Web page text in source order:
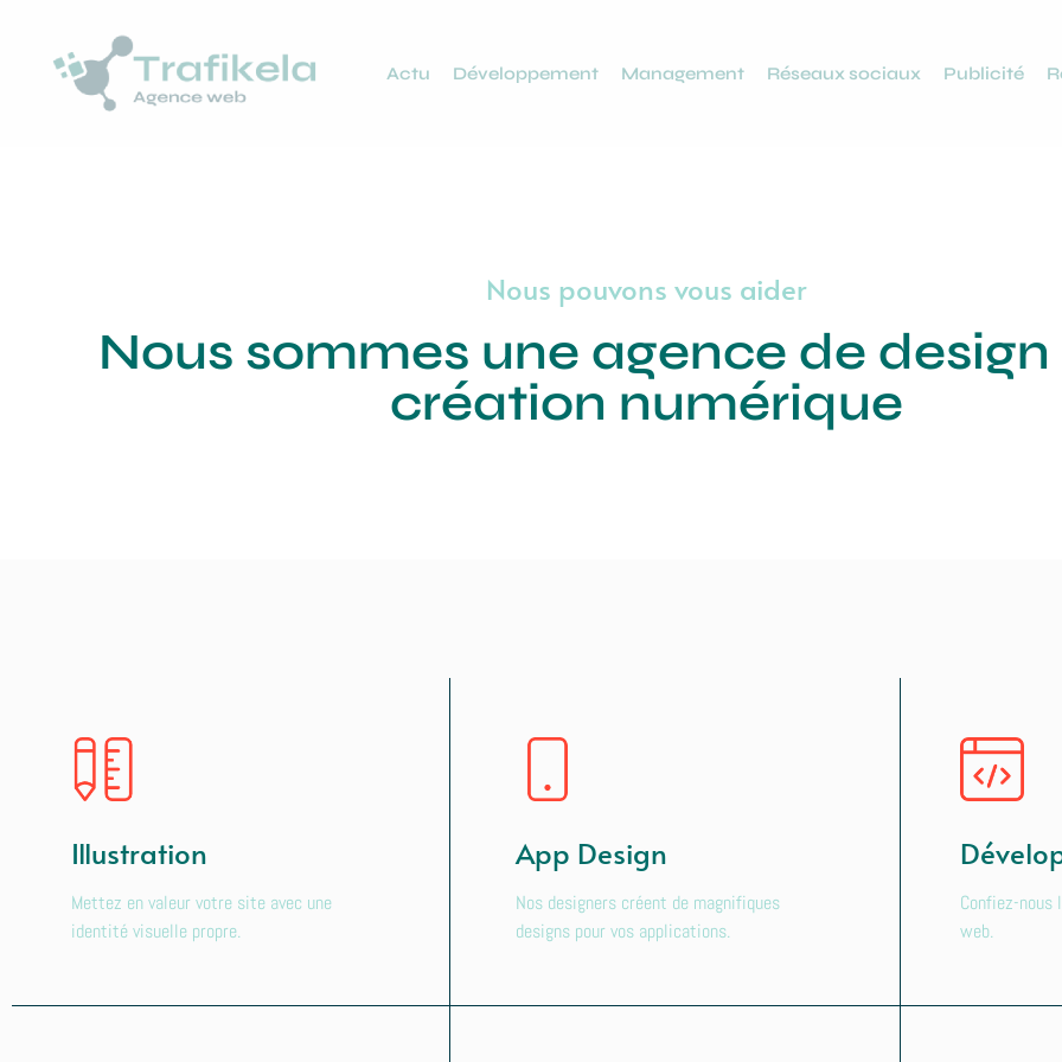
Actu Développement Management Réseaux sociaux Publicité
Nous pouvons vous aider
Nous sommes une agence de
création numérique
Illustration
Mettez en valeur votre site avec une
identité visuelle propre.
App Design
Nos designers créent de magnifiques
designs pour vos applications.
Confiez-nous
web.